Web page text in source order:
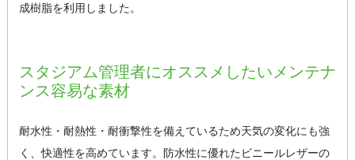
成樹脂を利用しました。
スタジアム管理者にオススメしたいメンテナ
ンス容易な素材
耐水性・耐熱性・耐衝撃性を備えているため天気の変化にも強
く、快適性を高めています。防水性に優れたビニールレザーの